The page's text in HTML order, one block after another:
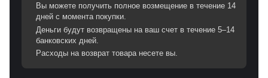
Вы можете получить полное возмещение в течение 14
дней с момента покупки.
Деньги будут возвращены на ваш счет в течение 5–14
банковских дней.
Расходы на возврат товара несете вы.